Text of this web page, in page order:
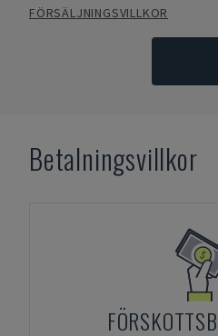
FÖRSÄLJNINGSVILLKOR
Betalningsvillkor